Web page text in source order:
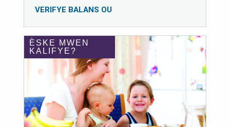
VERIFYE BALANS OU
ÈSKE MWEN
KALIFYE?